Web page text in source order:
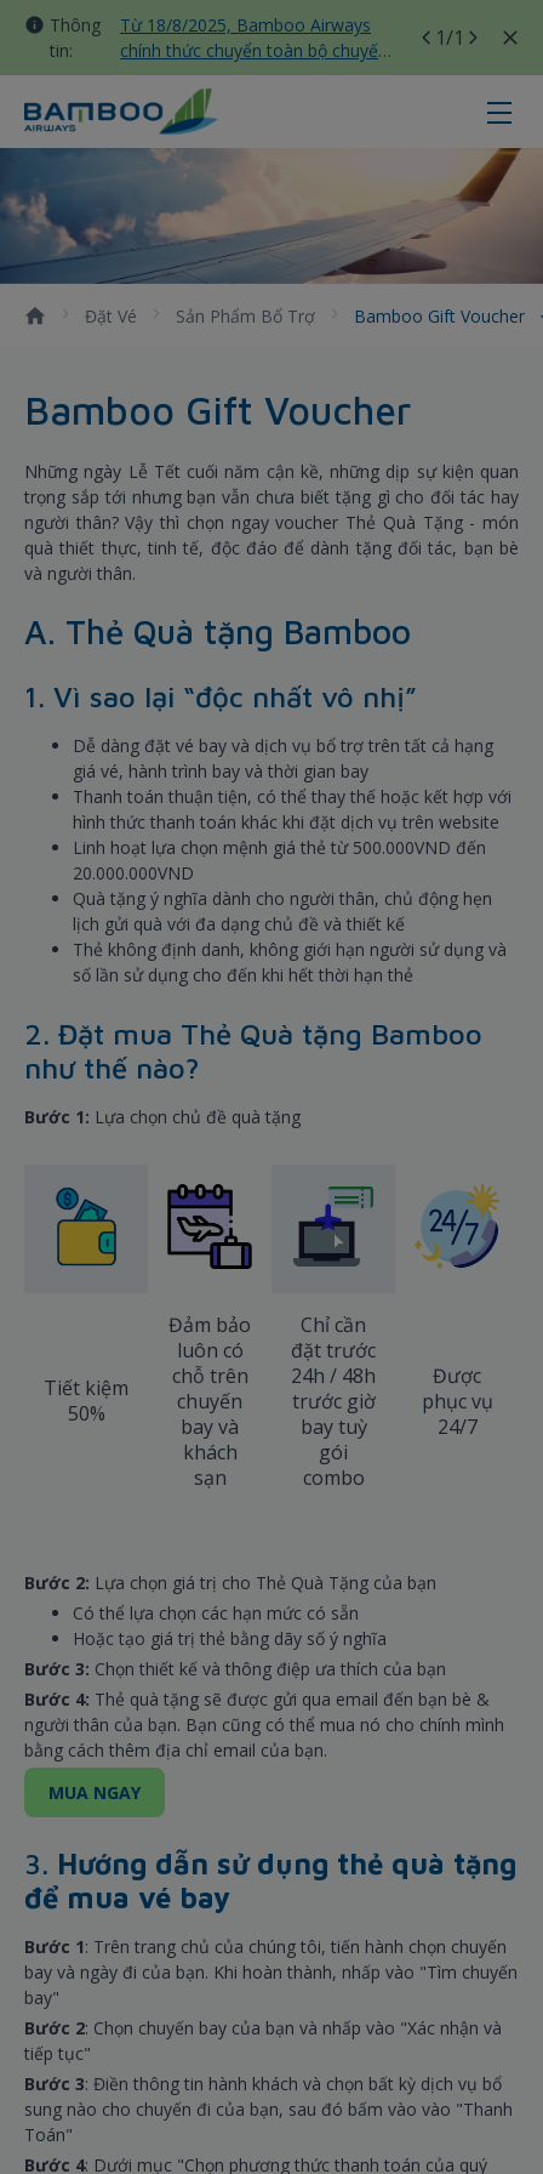
Thông
tin:
Từ 18/8/2025, Bamboo Airways
chính thức chuyển toàn bộ chuyến
bay nội địa sang nhà ga T3 Tân
Sơn Nhất
1/1
Bamboo Gift Voucher - Bamboo
Đặt Vé Sản Phẩm Bổ Trợ Bamboo Gift Voucher
Bamboo Gift Voucher
Những ngày Lễ Tết cuối năm cận kề, những dịp sự kiện quan
trọng sắp tới nhưng bạn vẫn chưa biết tặng gì cho đối tác hay
người thân? Vậy thì chọn ngay voucher Thẻ Quà Tặng - món
quà thiết thực, tinh tế, độc đáo để dành tặng đối tác, bạn bè
và người thân.
A. Thẻ Quà tặng Bamboo
1. Vì sao lại “độc nhất vô nhị”
Dễ dàng đặt vé bay và dịch vụ bổ trợ trên tất cả hạng
giá vé, hành trình bay và thời gian bay
Thanh toán thuận tiện, có thể thay thế hoặc kết hợp với
hình thức thanh toán khác khi đặt dịch vụ trên website
Linh hoạt lựa chọn mệnh giá thẻ từ 500.000VND đến
20.000.000VND
Quà tặng ý nghĩa dành cho người thân, chủ động hẹn
lịch gửi quà với đa dạng chủ đề và thiết kế
Thẻ không định danh, không giới hạn người sử dụng và
số lần sử dụng cho đến khi hết thời hạn thẻ
2. Đặt mua Thẻ Quà tặng Bamboo
như thế nào?
Bước 1: Lựa chọn chủ đề quà tặng
Tiết kiệm
50%
Đảm bảo
luôn có
chỗ trên
chuyến
bay và
khách
sạn
Chỉ cần
đặt trước
24h / 48h
trước giờ
bay tuỳ
gói
combo
Được
phục vụ
24/7
Bước 2: Lựa chọn giá trị cho Thẻ Quà Tặng của bạn
Có thể lựa chọn các hạn mức có sẵn
Hoặc tạo giá trị thẻ bằng dãy số ý nghĩa
Bước 3: Chọn thiết kế và thông điệp ưa thích của bạn
Bước 4: Thẻ quà tặng sẽ được gửi qua email đến bạn bè &
người thân của bạn. Bạn cũng có thể mua nó cho chính mình
bằng cách thêm địa chỉ email của bạn.
MUA NGAY
3. Hướng dẫn sử dụng thẻ quà tặng
để mua vé bay
Bước 1: Trên trang chủ của chúng tôi, tiến hành chọn chuyến
bay và ngày đi của bạn. Khi hoàn thành, nhấp vào "Tìm chuyến
bay"
Bước 2: Chọn chuyến bay của bạn và nhấp vào "Xác nhận và
tiếp tục"
Bước 3: Điền thông tin hành khách và chọn bất kỳ dịch vụ bổ
sung nào cho chuyến đi của bạn, sau đó bấm vào vào "Thanh
Toán"
Bước 4: Dưới mục "Chọn phương thức thanh toán của quý